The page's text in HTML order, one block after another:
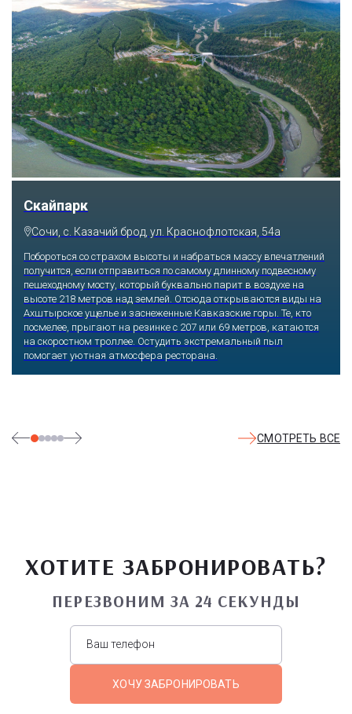
Скайпарк
Сочи, с. Казачий брод, ул. Краснофлотская, 54а
Побороться со страхом высоты и набраться массу впечатлений
получится, если отправиться по самому длинному подвесному
пешеходному мосту, который буквально парит в воздухе на
высоте 218 метров над землей. Отсюда открываются виды на
Ахштырское ущелье и заснеженные Кавказские горы. Те, кто
посмелее, прыгают на резинке с 207 или 69 метров, катаются
на скоростном троллее. Остудить экстремальный пыл
помогает уютная атмосфера ресторана.
СМОТРЕТЬ ВСЕ
ХОТИТЕ ЗАБРОНИРОВАТЬ?
ПЕРЕЗВОНИМ ЗА 24 СЕКУНДЫ
ХОЧУ ЗАБРОНИРОВАТЬ